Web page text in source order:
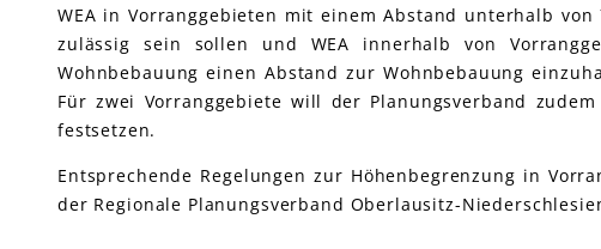
WEA in Vorranggebieten mit einem Abstand unterhalb
zulässig sein sollen und WEA innerhalb von
Wohnbebauung einen Abstand zur Wohnbebauung
Für zwei Vorranggebiete will der Planungsverband
festsetzen.
Entsprechende Regelungen zur Höhenbegrenzung in
der Regionale Planungsverband Oberlausitz-